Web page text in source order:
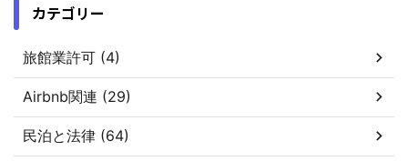
カテゴリー
旅館業許可 (4)
Airbnb関連 (29)
民泊と法律 (64)